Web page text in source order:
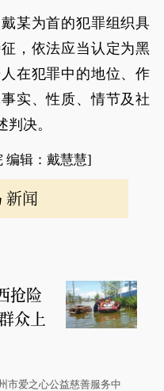
某为首的犯罪组织具
，依法应当认定为黑
在犯罪中的地位、作
实、性质、情节及社
决。
编辑：戴慧慧]
新闻
抢险
众上
市爱之心公益慈善服务中